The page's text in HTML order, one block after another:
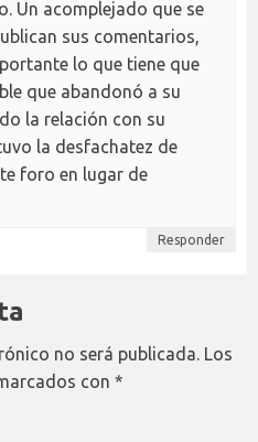
Un acomplejado que se
sus comentarios,
lo que tiene que
que abandonó a su
la relación con su
la desfachatez de
foro en lugar de
Responder
no será publicada. Los
con *